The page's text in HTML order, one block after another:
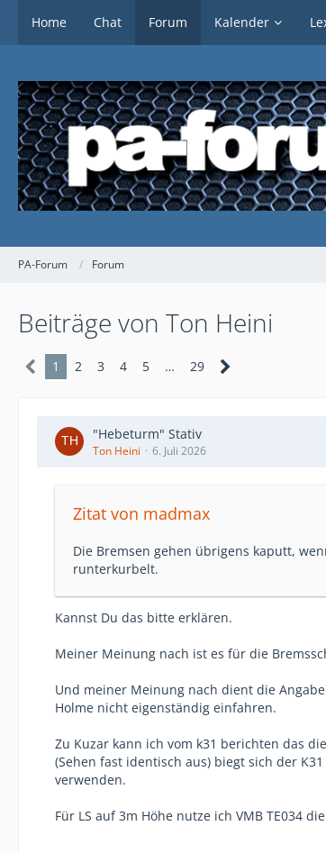
Home Chat Forum Kalender
PA-Forum Forum
Beiträge von Ton Heini
1 2 3 4 5 … 29
"Hebeturm" Stativ
Ton Heini 6. Juli 2026
Zitat von madmax
Die Bremsen gehen übrigens kaputt,
runterkurbelt.
Kannst Du das bitte erklären.
Meiner Meinung nach ist es für die
Und meiner Meinung nach dient die
Holme nicht eigenständig einfahren.
Zu Kuzar kann ich vom k31 berichten das
(Sehen fast identisch aus) biegt sich der
verwenden.
Für LS auf 3m Höhe nutze ich VMB TE034